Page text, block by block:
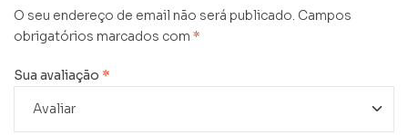
O seu endereço de email não será publicado. Campos
obrigatórios marcados com *
Sua avaliação *